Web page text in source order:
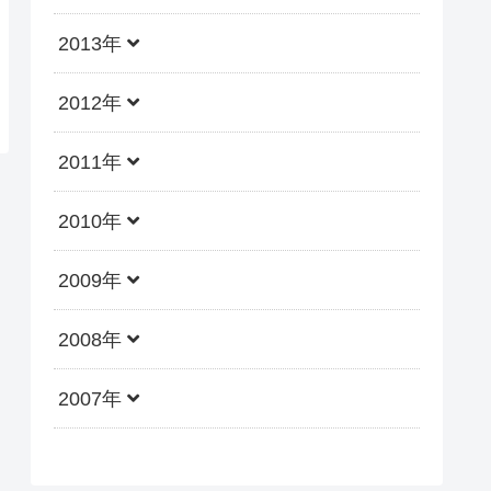
2013年
2012年
2011年
2010年
2009年
2008年
2007年